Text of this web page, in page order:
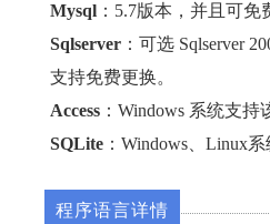
Mysql ：5.7版本，并且可免
Sqlserver ：可选 Sqlserver
支持免费更换。
Access ：Windows 系统支
SQLite ：Windows、Linux
程序语言详情